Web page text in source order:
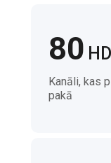
80 HD
Kanāli, kas
pakā